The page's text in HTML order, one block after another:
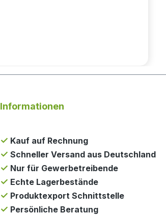
Informationen
Kauf auf Rechnung
Schneller Versand aus Deutschland
Nur für Gewerbetreibende
Echte Lagerbestände
Produktexport Schnittstelle
Persönliche Beratung